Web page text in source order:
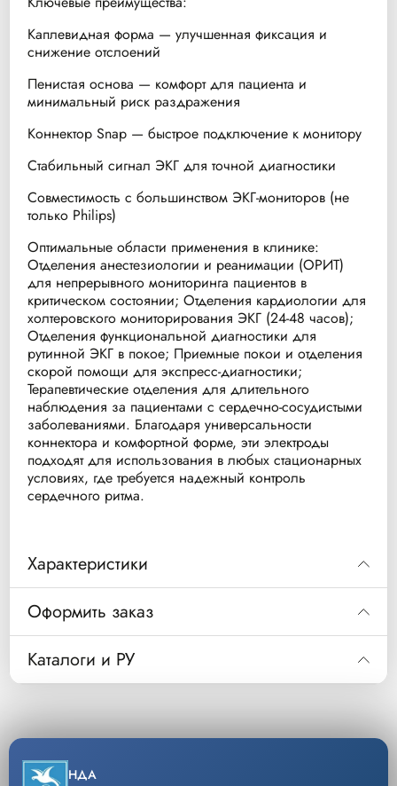
Характеристики
Оформить заказ
Каталоги и РУ
Каплевидная форма — улучшенная фиксация и
снижение отслоений
Пенистая основа — комфорт для пациента и
минимальный риск раздражения
Коннектор Snap — быстрое подключение к монитору
Стабильный сигнал ЭКГ для точной диагностики
Совместимость с большинством ЭКГ-мониторов (не
только Philips)
Оптимальные области применения в клинике:
Отделения анестезиологии и реанимации (ОРИТ)
для непрерывного мониторинга пациентов в
критическом состоянии; Отделения кардиологии для
холтеровского мониторирования ЭКГ (24-48 часов);
Отделения функциональной диагностики для
рутинной ЭКГ в покое; Приемные покои и отделения
скорой помощи для экспресс-диагностики;
Терапевтические отделения для длительного
наблюдения за пациентами с сердечно-сосудистыми
заболеваниями. Благодаря универсальности
коннектора и комфортной форме, эти электроды
подходят для использования в любых стационарных
условиях, где требуется надежный контроль
сердечного ритма.
Бренд / Производитель
Код товара (артикул) 989803129091
Форма электрода Каплевидная (Teardrop)
Диаметр (наибольший)
Код 989803129091
Одноразовые электроды, пенистая основа,
Уп/шт. 300
Кол-во
НДА